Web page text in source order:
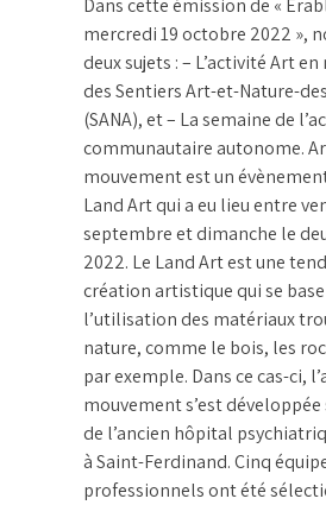
Dans cette émission de «
mercredi 19 octobre 2022 »,
deux sujets : – L’activité Art
des Sentiers Art-et-Nature-
(SANA), et – La semaine de
communautaire autonome.
mouvement est un
Land Art qui a eu lieu entre
septembre et dimanche le
2022. Le Land Art est une
création artistique qui se
l’utilisation des matériaux
nature, comme le bois, les
par exemple. Dans ce cas-ci,
mouvement s’est
de l’ancien hôpital
à Saint-Ferdinand. Cinq
professionnels ont été